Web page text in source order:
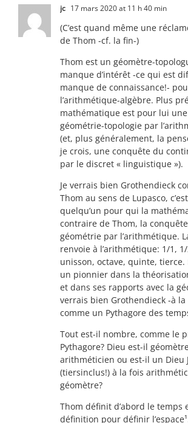
jc 17 mars 2020 at 11 h 40 min
(C’est quand même une
de Thom -cf. la fin-)
Thom est un géomètre-
manque d’intérêt -ce qui est
manque de connaissance!-
l’arithmétique-algèbre. Plus
mathématique est pour lui
géométrie-topologie par
(et, plus généralement, la
je crois, une conquête du
par le discret « linguistique »).
Je verrais bien Grothendieck
Thom au sens de Lupasco,
quelqu’un pour qui la
contraire de Thom, la
géométrie par l’arithmétique.
renvoie à l’arithmétique: 1/1,
unisson, octave, quinte, tierce.
un pionnier dans la
et dans ses rapports avec la
verrais bien Grothendieck -à la
comme un Pythagore des
Tout est-il nombre, comme le
Pythagore? Dieu est-il
arithméticien ou est-il un Dieu
(tiersinclus!) à la fois
géomètre?
Thom définit d’abord le temps
définition pour définir